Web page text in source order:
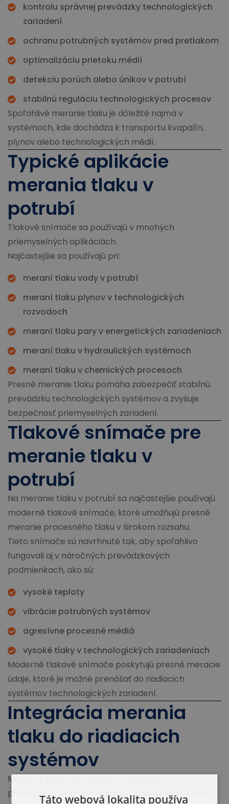
kontrolu správnej prevádzky technologických
zariadení
ochranu potrubných systémov pred pretlakom
optimalizáciu prietoku médií
detekciu porúch alebo únikov v potrubí
stabilnú reguláciu technologických procesov
Spoľahlivé meranie tlaku je dôležité najmä v
systémoch, kde dochádza k transportu kvapalín,
plynov alebo technologických médií.
Typické aplikácie
merania tlaku v
potrubí
Tlakové snímače sa používajú v mnohých
priemyselných aplikáciách.
Najčastejšie sa používajú pri:
meraní tlaku vody v potrubí
meraní tlaku plynov v technologických
rozvodoch
meraní tlaku pary v energetických zariadeniach
meraní tlaku v hydraulických systémoch
meraní tlaku v chemických procesoch
Presné meranie tlaku pomáha zabezpečiť stabilnú
prevádzku technologických systémov a zvyšuje
bezpečnosť priemyselných zariadení.
Tlakové snímače pre
meranie tlaku v
potrubí
Na meranie tlaku v potrubí sa najčastejšie používajú
moderné tlakové snímače, ktoré umožňujú presné
meranie procesného tlaku v širokom rozsahu.
Tieto snímače sú navrhnuté tak, aby spoľahlivo
fungovali aj v náročných prevádzkových
podmienkach, ako sú:
vysoké teploty
vibrácie potrubných systémov
agresívne procesné médiá
vysoké tlaky v technologických zariadeniach
Moderné tlakové snímače poskytujú presné meracie
údaje, ktoré je možné prenášať do riadiacich
systémov technologických zariadení.
Integrácia merania
tlaku do riadiacich
systémov
Moderné tlakové snímače sú vybavené
priemyselnými komunikačnými rozhraniami, ktoré
Táto webová lokalita používa